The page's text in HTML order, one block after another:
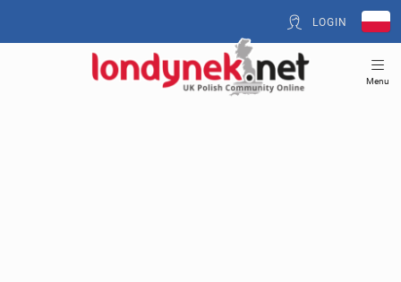
LOGIN
Menu